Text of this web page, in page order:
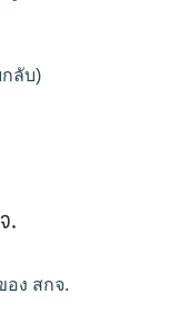
ลับ)
.
อง สกจ.